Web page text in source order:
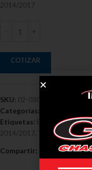
2014/2017
COTIZAR
SKU: 02-0302
Categorías:
Etiquetas: Bocin Chevrolet,
2014/2017 Trasero
Compartir: